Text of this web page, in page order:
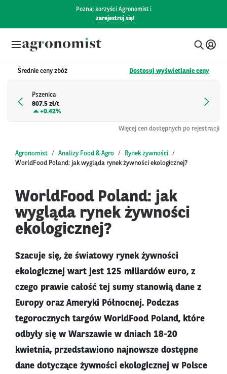
Poznaj korzyści Agronomist i
zarejestruj się!
Średnie ceny zbóż Dostosuj wyświetlanie ceny
Pszenica
807.5 zł/t
+0.42%
Więcej cen dostępnych po rejestracji
Agronomist Analizy Food & Agro
Rynek żywności
WorldFood Poland: jak wygląda rynek żywności ekologicznej?
WorldFood Poland: jak
wygląda rynek żywności
ekologicznej?
Szacuje się, że światowy rynek żywności
ekologicznej wart jest 125 miliardów euro, z
czego prawie całość tej sumy stanowią dane z
Europy oraz Ameryki Północnej. Podczas
tegorocznych targów WorldFood Poland, które
odbyły się w Warszawie w dniach 18-20
kwietnia, przedstawiono najnowsze dostępne
dane dotyczące żywności ekologicznej w Polsce